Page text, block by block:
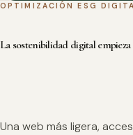
OPTIMIZACIÓN ESG
La sostenibilidad digital
Una web más ligera,